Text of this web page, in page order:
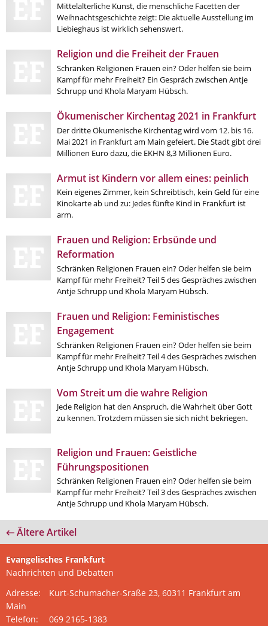
Mittelalterliche Kunst, die menschliche Facetten der
Weihnachtsgeschichte zeigt: Die aktuelle Ausstellung im
Liebieghaus ist wirklich sehenswert.
Religion und die Freiheit der Frauen
Schränken Religionen Frauen ein? Oder helfen sie beim
Kampf für mehr Freiheit? Ein Gespräch zwischen Antje
Schrupp und Khola Maryam Hübsch.
Ökumenischer Kirchentag 2021 in Frankfurt
Der dritte Ökumenische Kirchentag wird vom 12. bis 16.
Mai 2021 in Frankfurt am Main gefeiert. Die Stadt gibt drei
Millionen Euro dazu, die EKHN 8,3 Millionen Euro.
Armut ist Kindern vor allem eines: peinlich
Kein eigenes Zimmer, kein Schreibtisch, kein Geld für eine
Kinokarte ab und zu: Jedes fünfte Kind in Frankfurt ist
arm.
Frauen und Religion: Erbsünde und
Reformation
Schränken Religionen Frauen ein? Oder helfen sie beim
Kampf für mehr Freiheit? Teil 5 des Gespräches zwischen
Antje Schrupp und Khola Maryam Hübsch.
Frauen und Religion: Feministisches
Engagement
Schränken Religionen Frauen ein? Oder helfen sie beim
Kampf für mehr Freiheit? Teil 4 des Gespräches zwischen
Antje Schrupp und Khola Maryam Hübsch.
Vom Streit um die wahre Religion
Jede Religion hat den Anspruch, die Wahrheit über Gott
zu kennen. Trotzdem müssen sie sich nicht bekriegen.
Religion und Frauen: Geistliche
Führungspositionen
Schränken Religionen Frauen ein? Oder helfen sie beim
Kampf für mehr Freiheit? Teil 3 des Gespräches zwischen
Antje Schrupp und Khola Maryam Hübsch.
← Ältere Artikel
Evangelisches Frankfurt
Nachrichten und Debatten
Adresse:
Kurt-Schumacher-Sraße 23, 60311 Frankfurt am
Main
Telefon:
069 2165-1383